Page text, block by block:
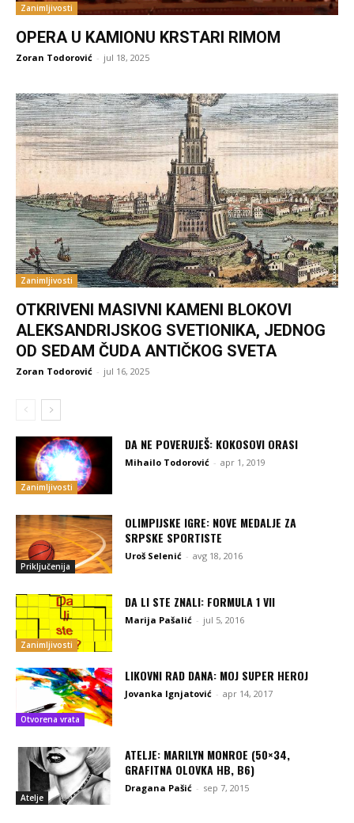
Zanimljivosti
OPERA U KAMIONU KRSTARI RIMOM
Zoran Todorović - jul 18, 2025
Zanimljivosti
OTKRIVENI MASIVNI KAMENI BLOKOVI
ALEKSANDRIJSKOG SVETIONIKA, JEDNOG
OD SEDAM ČUDA ANTIČKOG SVETA
Zoran Todorović - jul 16, 2025
Zanimljivosti
DA NE POVERUJEŠ: KOKOSOVI ORASI
Mihailo Todorović - apr 1, 2019
Priključenija
OLIMPIJSKE IGRE: NOVE MEDALJE ZA
SRPSKE SPORTISTE
Uroš Selenić - avg 18, 2016
Zanimljivosti
DA LI STE ZNALI: FORMULA 1 VII
Marija Pašalić - jul 5, 2016
Otvorena vrata
LIKOVNI RAD DANA: MOJ SUPER HEROJ
Jovanka Ignjatović - apr 14, 2017
Atelje
ATELJE: MARILYN MONROE (50×34,
GRAFITNA OLOVKA HB, B6)
Dragana Pašić - sep 7, 2015